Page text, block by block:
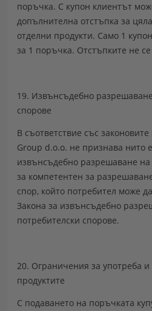
поръчка. С купон клиентът
допълнителна отстъпка за
отделни продукти. Само 1
за 1 поръчка. Отстъпките не
19. Извънсъдебно
спорове
В съответствие със
Group d.o.o. не признава нито
извънсъдебно разрешаване на
за компетентен за
спор, който потребител може
Закона за извънсъдебно
потребителски спорове.
20. Ограничения за употреба
продуктите
С подаването на поръчката